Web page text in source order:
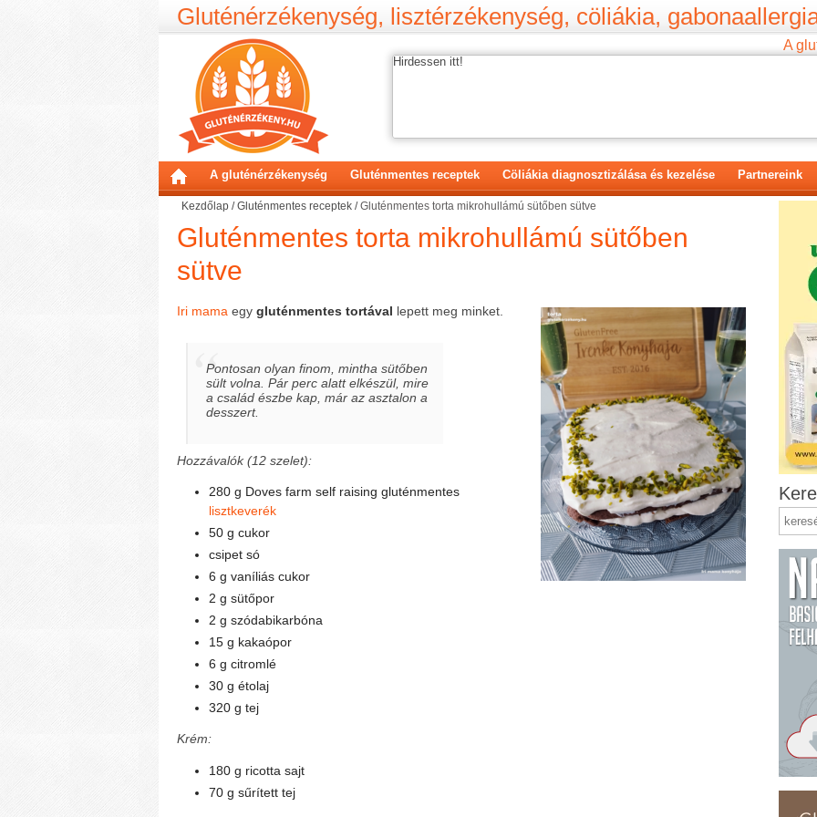
Gluténérzékenység, lisztérzékenység, cöliákia,
A
Hirdessen itt!
A gluténérzékenység Gluténmentes receptek Cöliákia diagnosztizálása és kezelése Partnereink
Kezdőlap /Gluténmentes receptek /Gluténmentes torta mikrohullámú sütőben sütve
Gluténmentes torta mikrohullámú sütőben
sütve
Iri mama egy gluténmentes tortával lepett meg minket.
Pontosan olyan finom, mintha sütőben
sült volna. Pár perc alatt elkészül, mire
a család észbe kap, már az asztalon a
desszert.
Hozzávalók (12 szelet):
280 g Doves farm self raising gluténmentes
lisztkeverék
50 g cukor
csipet só
6 g vaníliás cukor
2 g sütőpor
2 g szódabikarbóna
15 g kakaópor
6 g citromlé
30 g étolaj
320 g tej
Krém:
180 g ricotta sajt
70 g sűrített tej